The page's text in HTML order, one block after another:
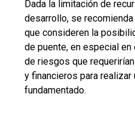
Dada la limitación de
desarrollo, se
que consideren la
de puente, en especial
de riesgos que
y financieros para
fundamentado.